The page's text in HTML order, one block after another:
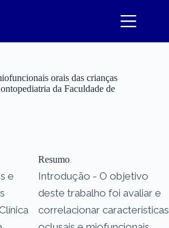
orais das crianças
da Faculdade de
e
Resumo
Introdução - O objetivo
deste trabalho foi avaliar e
correlacionar características